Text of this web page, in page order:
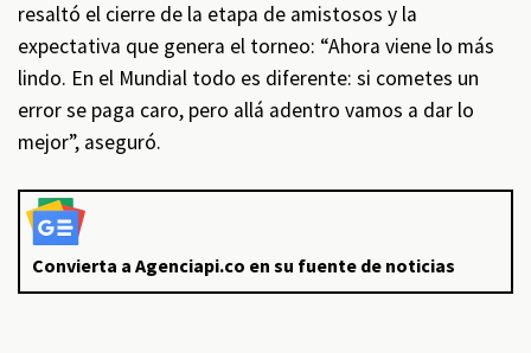
resaltó el cierre de la etapa de amistosos y la
expectativa que genera el torneo: “Ahora viene lo más
lindo. En el Mundial todo es diferente: si cometes un
error se paga caro, pero allá adentro vamos a dar lo
mejor”, aseguró.
Convierta a Agenciapi.co en su fuente de noticias